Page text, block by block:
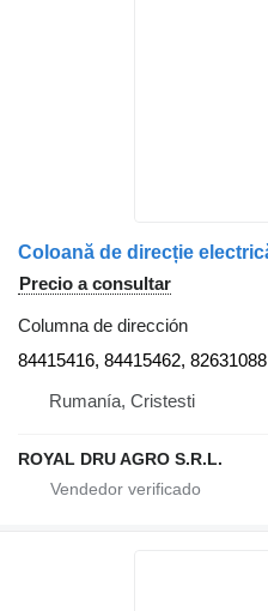
Precio a consultar
Columna de dirección
84415416, 84415462, 82631088
Rumanía, Cristesti
ROYAL DRU AGRO S.R.L.